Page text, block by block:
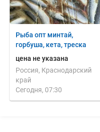
Рыба опт минтай,
горбуша, кета, треска
цена не указана
Россия, Краснодарский
край
Сегодня, 07:30